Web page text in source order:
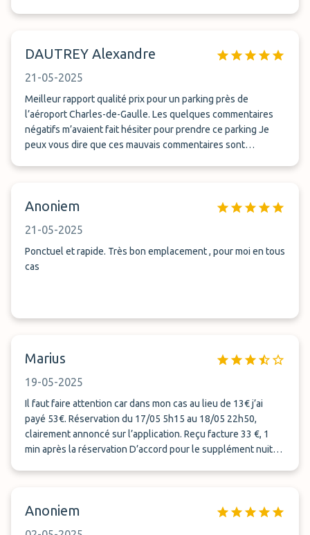
DAUTREY Alexandre
21-05-2025
Meilleur rapport qualité prix pour un parking près de
l’aéroport Charles-de-Gaulle. Les quelques commentaires
négatifs m’avaient fait hésiter pour prendre ce parking Je
peux vous dire que ces mauvais commentaires sont
partions dans la navette pour l’aéroport. Au retour, si nous
directement là à notre sortie de l’aéroport. Tout le personnel
est très gentil que ce soit les conducteurs ou les personnes
du bureau. Nous reviendrons pour nos prochains voyages
Anoniem
21-05-2025
Ponctuel et rapide. Très bon emplacement , pour moi en tous
cas
Marius
19-05-2025
Il faut faire attention car dans mon cas au lieu de 13€ j’ai
payé 53€. Réservation du 17/05 5h15 au 18/05 22h50,
clairement annoncé sur l’application. Reçu facture 33 €, 1
min après la réservation D’accord pour le supplément nuit
53 € tout de suite. À moi de décider ensuite si j’accepte ou
Anoniem